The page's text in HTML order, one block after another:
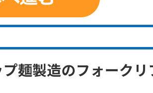
麺製造のフォークリ